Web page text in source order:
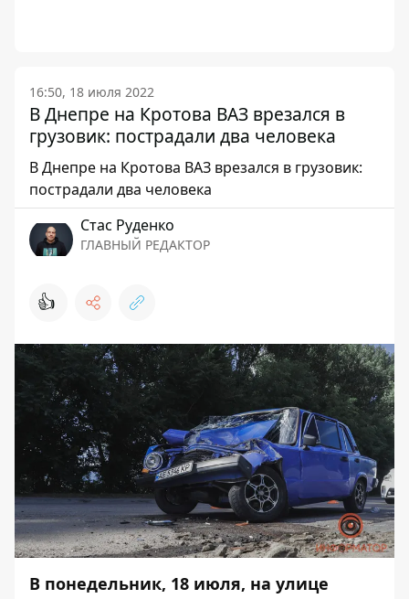
16:50, 18 июля 2022
В Днепре на Кротова ВАЗ врезался в
грузовик: пострадали два человека
В Днепре на Кротова ВАЗ врезался в грузовик:
пострадали два человека
Стаc Руденко
ГЛАВНЫЙ РЕДАКТОР
👍
В понедельник, 18 июля, на улице